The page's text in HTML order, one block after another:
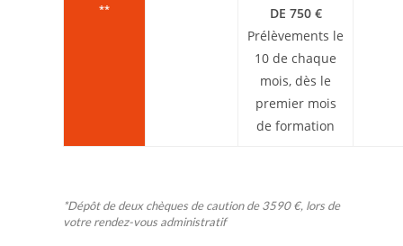
**
DE 750 €
Prélèvements le
10 de chaque
mois, dès le
premier mois
de formation
*Dépôt de deux chèques de caution de 3590 €, lors de
votre rendez-vous administratif